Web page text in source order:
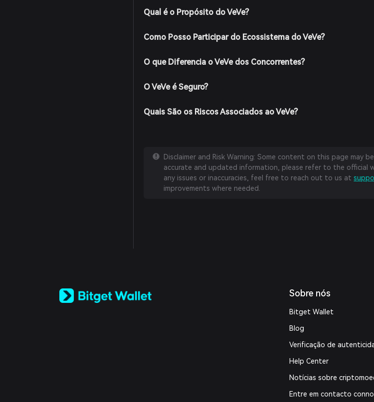
Qual é o Propósito do VeVe?
Como Posso Participar do Ecossistema do VeVe?
O que Diferencia o VeVe dos Concorrentes?
O VeVe é Seguro?
Quais São os Riscos Associados ao VeVe?
Disclaimer and Risk Warning: Some content on this page may
accurate and updated information, please refer to the official
any issues or inaccuracies, feel free to reach out to us at
improvements where needed.
Español (Latinoamérica)
Sobre nós
Bitget Wallet
Blog
Verificação de
Help Center
Notícias sobre
Entre em contacto